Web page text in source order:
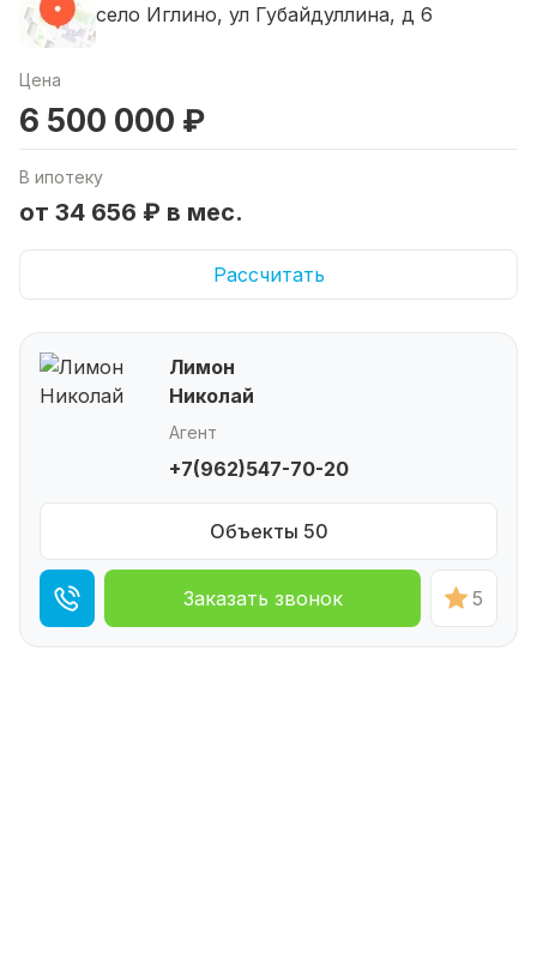
село Иглино, ул Губайдуллина, д 6
Цена
6 500 000 ₽
В ипотеку
от 34 656 ₽ в мес.
Рассчитать
Лимон
Николай
Агент
+7(962)547-70-20
Объекты 50
Заказать звонок 5